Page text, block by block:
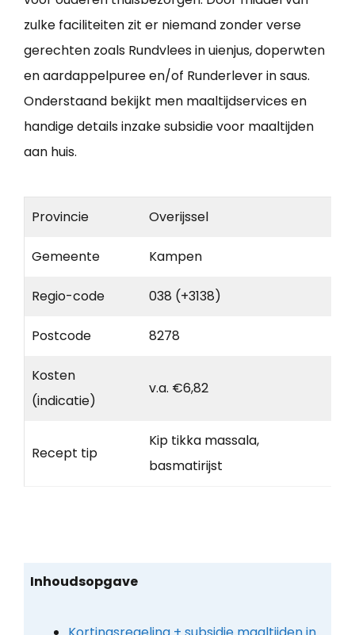
zulke faciliteiten zit er niemand zonder verse
gerechten zoals Rundvlees in uienjus, doperwten
en aardappelpuree en/of Runderlever in saus.
Onderstaand bekijkt men maaltijdservices en
handige details inzake subsidie voor maaltijden
aan huis.
Provincie Overijssel
Gemeente Kampen
Regio-code 038 (+3138)
Postcode 8278
Kosten
(indicatie)
v.a. €6,82
Recept tip
Kip tikka massala,
basmatirijst
Inhoudsopgave